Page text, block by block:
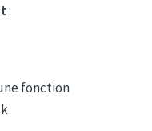
:
fonction